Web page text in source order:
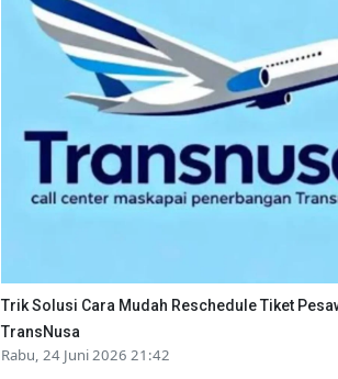
Trik Solusi Cara Mudah Reschedule Tiket
TransNusa
Rabu, 24 Juni 2026 21:42